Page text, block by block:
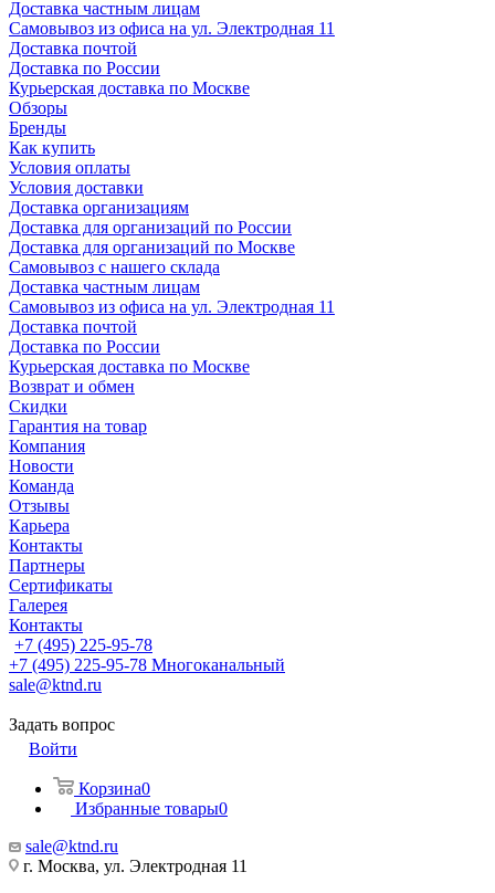
Доставка частным лицам
Самовывоз из офиса на ул. Электродная 11
Доставка почтой
Доставка по России
Курьерская доставка по Москве
Обзоры
Бренды
Как купить
Условия оплаты
Условия доставки
Доставка организациям
Доставка для организаций по России
Доставка для организаций по Москве
Самовывоз с нашего склада
Доставка частным лицам
Самовывоз из офиса на ул. Электродная 11
Доставка почтой
Доставка по России
Курьерская доставка по Москве
Возврат и обмен
Скидки
Гарантия на товар
Компания
Новости
Команда
Отзывы
Карьера
Контакты
Партнеры
Сертификаты
Галерея
Контакты
+7 (495) 225-95-78
+7 (495) 225-95-78 Многоканальный
sale@ktnd.ru
Задать вопрос
Войти
Корзина0
Избранные товары0
sale@ktnd.ru
г. Москва, ул. Электродная 11